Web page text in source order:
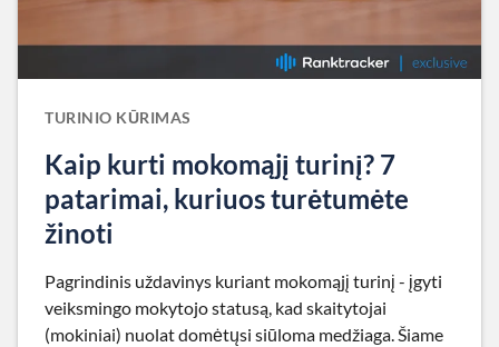
TURINIO KŪRIMAS
Kaip kurti mokomąjį turinį? 7
patarimai, kuriuos turėtumėte
žinoti
Pagrindinis uždavinys kuriant mokomąjį turinį - įgyti
veiksmingo mokytojo statusą, kad skaitytojai
(mokiniai) nuolat domėtųsi siūloma medžiaga. Šiame